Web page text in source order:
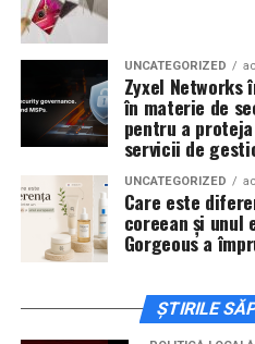
invitați la film alături de
actoriiSergiu Costache,
Alexandra Răduță.
Cineplexx Băneasa
Bucureștigăzduiește o
întregii echipe pe15
ÎnCraiova , regizorul Paul
Costache, Azaleea Necula
Mall pe 16 februarie de la
UNCATEGORIZED
Zyxel Networks
în materie de
pentru a
servicii de
UNCATEGORIZED
Care este
coreean și unul
Gorgeous a
ȘTIRILE